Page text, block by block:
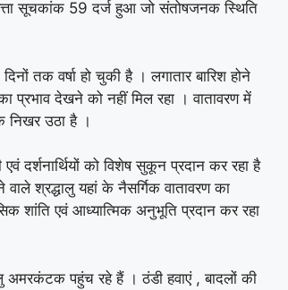
सूचकांक 59 दर्ज हुआ जो संतोषजनक स्थिति
तक वर्षा हो चुकी है । लगातार बारिश होने
प्रभाव देखने को नहीं मिल रहा । वातावरण में
निखर उठा है ।
दर्शनार्थियों को विशेष सुकून प्रदान कर रहा है
श्रद्धालु यहां के नैसर्गिक वातावरण का
शांति एवं आध्यात्मिक अनुभूति प्रदान कर रहा
अमरकंटक पहुंच रहे हैं । ठंडी हवाएं , बादलों की